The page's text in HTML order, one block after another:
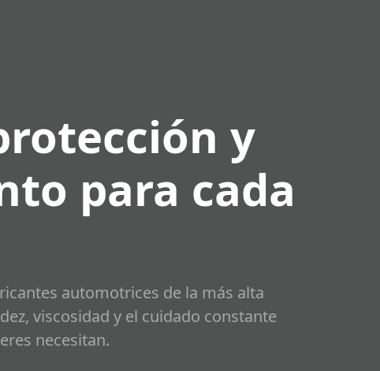
y
para cada
automotrices de la más alta
viscosidad y el cuidado constante
necesitan.